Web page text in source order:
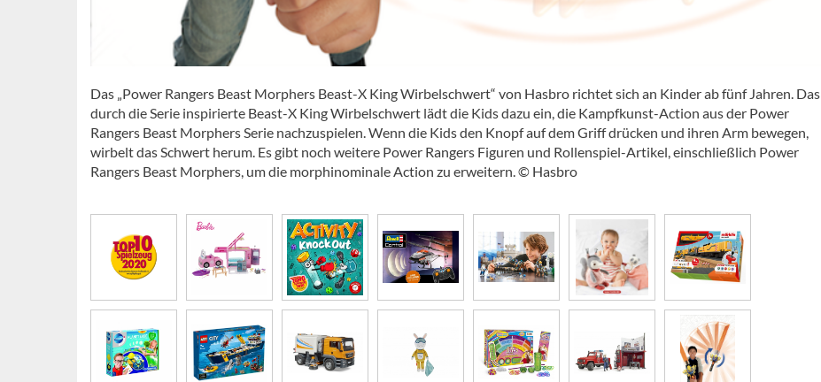
Das „Power Rangers Beast Morphers Beast-X King Wirbelschwert“ von Hasbro richtet sich an Kinder ab fünf Jahren. Das
durch die Serie inspirierte Beast-X King Wirbelschwert lädt die Kids dazu ein, die Kampfkunst-Action aus der Power
Rangers Beast Morphers Serie nachzuspielen. Wenn die Kids den Knopf auf dem Griff drücken und ihren Arm bewegen,
wirbelt das Schwert herum. Es gibt noch weitere Power Rangers Figuren und Rollenspiel-Artikel, einschließlich Power
Rangers Beast Morphers, um die morphinominale Action zu erweitern. © Hasbro